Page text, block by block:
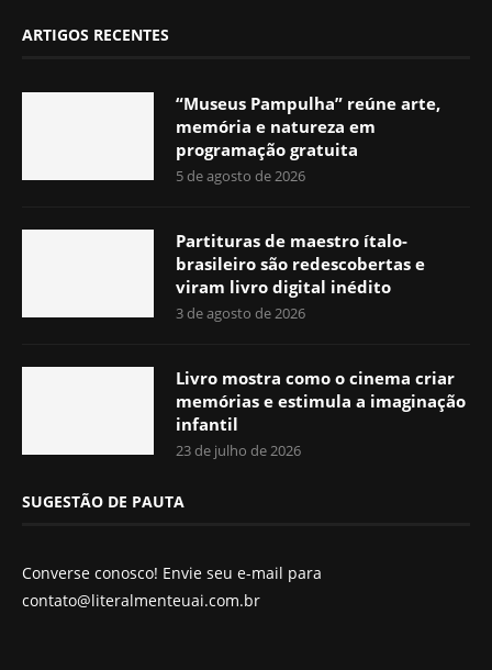
ARTIGOS RECENTES
“Museus Pampulha” reúne arte,
memória e natureza em
programação gratuita
5 de agosto de 2026
Partituras de maestro ítalo-
brasileiro são redescobertas e
viram livro digital inédito
3 de agosto de 2026
Livro mostra como o cinema criar
memórias e estimula a imaginação
infantil
23 de julho de 2026
SUGESTÃO DE PAUTA
Converse conosco! Envie seu e-mail para
contato@literalmenteuai.com.br